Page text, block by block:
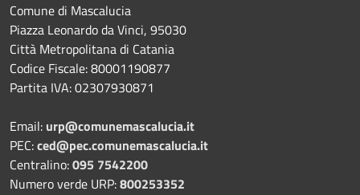
Comune di Mascalucia
Piazza Leonardo da Vinci, 95030
Città Metropolitana di Catania
Codice Fiscale: 80001190877
Partita IVA: 02307930871
Email: urp@comunemascalucia.it
PEC:ced@pec.comunemascalucia.it
Centralino:095 7542200
Numero verde URP:800253352